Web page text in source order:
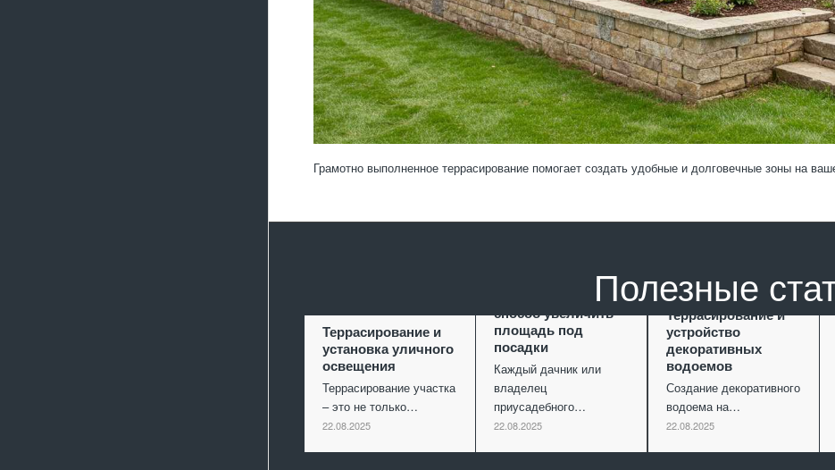
Грамотно выполненное террасирование помогает создать удобные и долговечные зоны на
Полезные
Террасирование и
установка уличного
освещения
Террасирование участка
– это не только…
22.08.2025
Террасирование как
способ увеличить
площадь под
посадки
Каждый дачник или
владелец
приусадебного…
22.08.2025
Террасирование и
устройство
декоративных
водоемов
Создание декоративного
водоема на…
22.08.2025